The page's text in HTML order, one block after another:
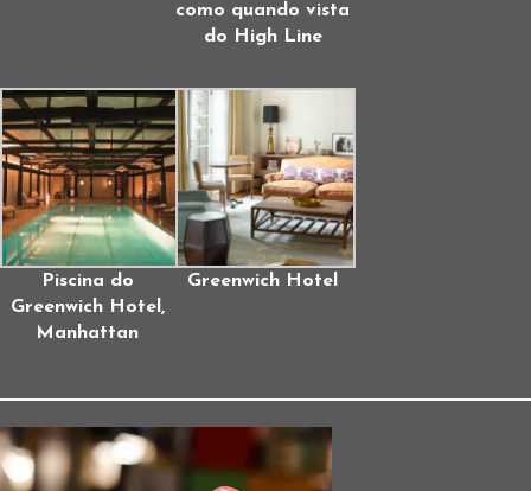
como quando vista
do High Line
Piscina do
Greenwich Hotel,
Manhattan
Greenwich Hotel